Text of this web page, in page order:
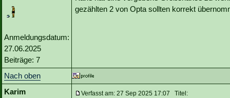
Anmeldungsdatum:
27.06.2025
Beiträge: 7
gezählten 2 von Opta sollten korrekt
Nach oben
Karim
Verfasst am: 27 Sep 2025 17:07 Titel: